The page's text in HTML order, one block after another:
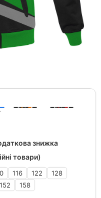
знижка
товари)
116 122
128
152 158